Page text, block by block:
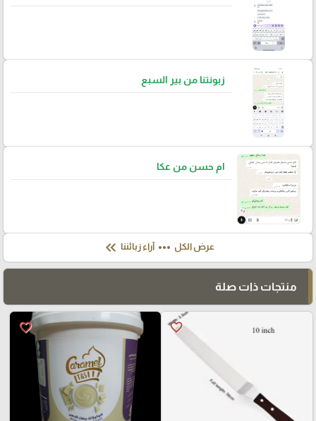
زبونتنا من بير السبع
ام حسن من عكا
عرض الكل more_horiz آراء زبائننا keyboard_double_arrow_left
منتجات ذات صلة
favorite_border
favorite_border